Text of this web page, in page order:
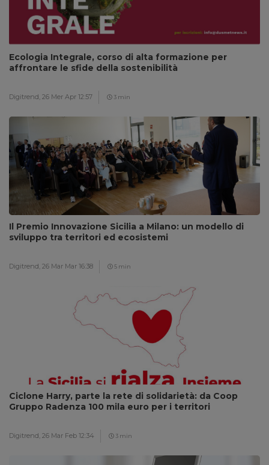
Ecologia Integrale, corso di alta formazione per
affrontare le sfide della sostenibilità
Digitrend, 26 Mer Apr 12:57 3 min
Il Premio Innovazione Sicilia a Milano: un modello di
sviluppo tra territori ed ecosistemi
Digitrend, 26 Mar Mar 16:38 5 min
Ciclone Harry, parte la rete di solidarietà: da Coop
Gruppo Radenza 100 mila euro per i territori
Digitrend, 26 Mar Feb 12:34 3 min